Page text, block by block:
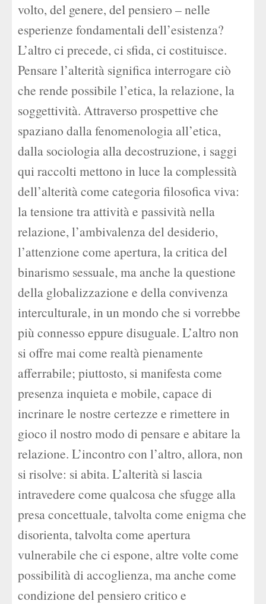
volto, del genere, del pensiero – nelle
esperienze fondamentali dell’esistenza?
L’altro ci precede, ci sfida, ci costituisce.
Pensare l’alterità significa interrogare ciò
che rende possibile l’etica, la relazione, la
soggettività. Attraverso prospettive che
spaziano dalla fenomenologia all’etica,
dalla sociologia alla decostruzione, i saggi
qui raccolti mettono in luce la complessità
dell’alterità come categoria filosofica viva:
la tensione tra attività e passività nella
relazione, l’ambivalenza del desiderio,
l’attenzione come apertura, la critica del
binarismo sessuale, ma anche la questione
della globalizzazione e della convivenza
interculturale, in un mondo che si vorrebbe
più connesso eppure disuguale. L’altro non
si offre mai come realtà pienamente
afferrabile; piuttosto, si manifesta come
presenza inquieta e mobile, capace di
incrinare le nostre certezze e rimettere in
gioco il nostro modo di pensare e abitare la
relazione. L’incontro con l’altro, allora, non
si risolve: si abita. L’alterità si lascia
intravedere come qualcosa che sfugge alla
presa concettuale, talvolta come enigma che
disorienta, talvolta come apertura
vulnerabile che ci espone, altre volte come
possibilità di accoglienza, ma anche come
condizione del pensiero critico e